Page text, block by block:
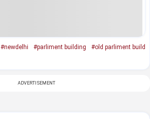
#newdelhi #parliment building
#old parliment build
ADVERTISEMENT